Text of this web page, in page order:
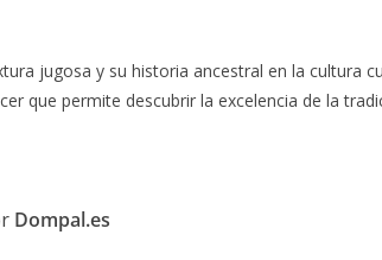
jugosa y su historia ancestral en la cultura
que permite descubrir la excelencia de la
Dompal.es